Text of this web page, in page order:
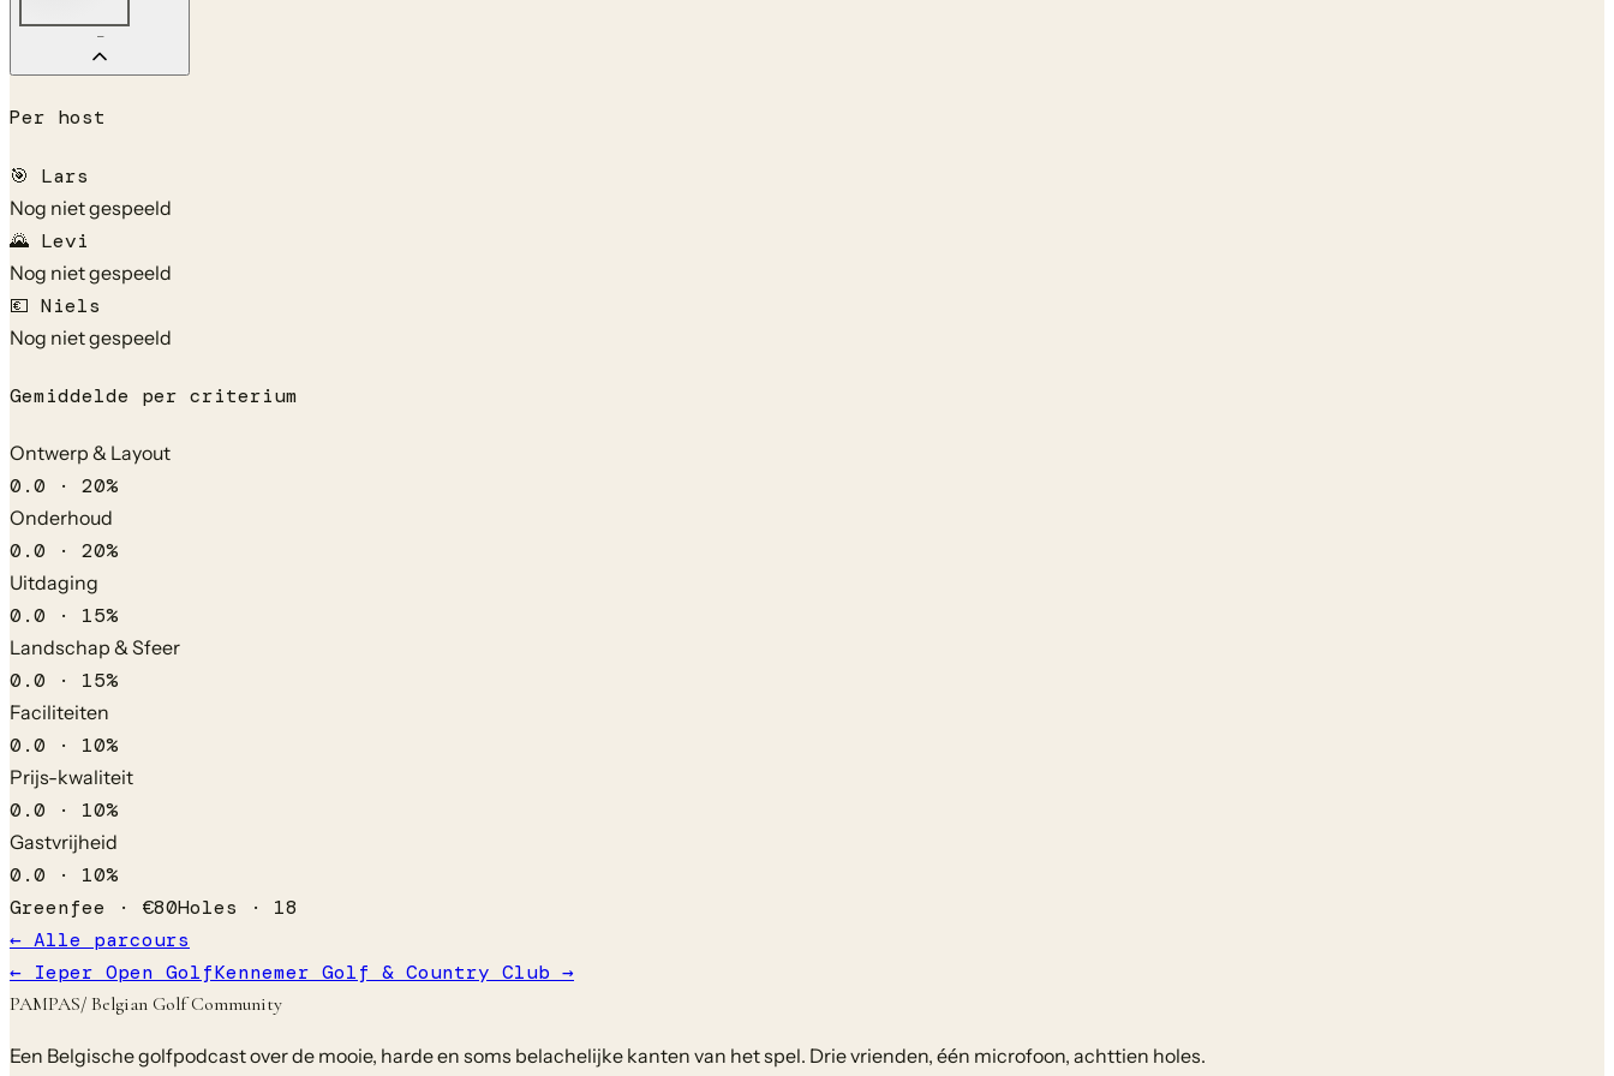
—
Per host
🎯 Lars
Nog niet gespeeld
🌄 Levi
Nog niet gespeeld
💶 Niels
Nog niet gespeeld
Gemiddelde per criterium
Ontwerp & Layout
0.0 · 20%
Onderhoud
0.0 · 20%
Uitdaging
0.0 · 15%
Landschap & Sfeer
0.0 · 15%
Faciliteiten
0.0 · 10%
Prijs-kwaliteit
0.0 · 10%
Gastvrijheid
0.0 · 10%
Greenfee · €80Holes · 18
← Alle parcours
← Ieper Open GolfKennemer Golf & Country Club →
PAMPAS/ Belgian Golf Community
Een Belgische golfpodcast over de mooie, harde en soms belachelijke kanten van het spel. Drie vrienden, één microfoon, achttien holes.